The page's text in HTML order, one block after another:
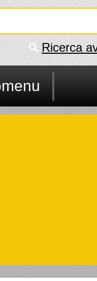
Ricerca